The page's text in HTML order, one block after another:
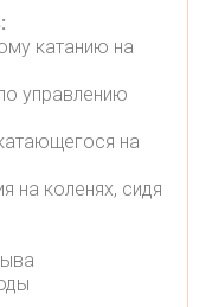
катанию на
управлению
на
на коленях, сидя